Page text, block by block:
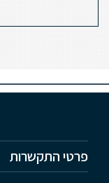
פרטי התקשרות